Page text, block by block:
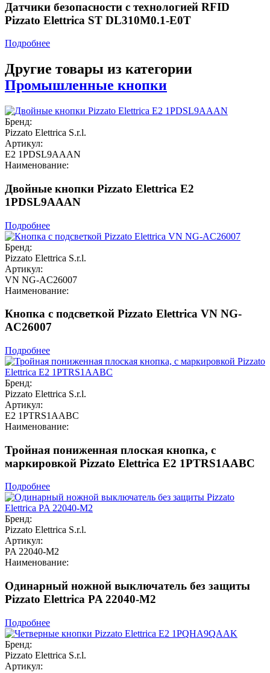
Датчики безопасности с технологией RFID
Pizzato Elettrica ST DL310M0.1-E0T
Подробнее
Другие товары из категории
Промышленные кнопки
Бренд:
Pizzato Elettrica S.r.l.
Артикул:
E2 1PDSL9AAAN
Наименование:
Двойные кнопки Pizzato Elettrica E2
1PDSL9AAAN
Подробнее
Бренд:
Pizzato Elettrica S.r.l.
Артикул:
VN NG-AC26007
Наименование:
Кнопка с подсветкой Pizzato Elettrica VN NG-
AC26007
Подробнее
Бренд:
Pizzato Elettrica S.r.l.
Артикул:
E2 1PTRS1AABC
Наименование:
Тройная пониженная плоская кнопка, c
маркировкой Pizzato Elettrica E2 1PTRS1AABC
Подробнее
Бренд:
Pizzato Elettrica S.r.l.
Артикул:
PA 22040-M2
Наименование:
Одинарный ножной выключатель без защиты
Pizzato Elettrica PA 22040-M2
Подробнее
Бренд:
Pizzato Elettrica S.r.l.
Артикул: